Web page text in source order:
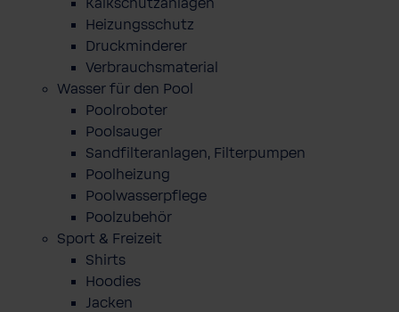
Kalkschutzanlagen
Heizungsschutz
Druckminderer
Verbrauchsmaterial
Wasser für den Pool
Poolroboter
Poolsauger
Sandfilteranlagen, Filterpumpen
Poolheizung
Poolwasserpflege
Poolzubehör
Sport & Freizeit
Shirts
Hoodies
Jacken